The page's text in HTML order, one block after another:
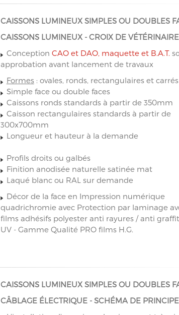
CAISSONS LUMINEUX SIMPLES OU DOUBLES
CAISSONS LUMINEUX - CROIX DE VÉTÉRINAIRE
Conception CAO et DAO, maquette et B.A.T.
approbation avant lancement de travaux
Formes: ovales, ronds, rectangulaires et carrés
Simple face ou double faces
Caissons ronds standards à partir de 350mm
Caisson rectangulaires standards à partir de
300x700mm
Longueur et hauteur à la demande
Profils droits ou galbés
Finition anodisée naturelle satinée mat
Laqué blanc ou RAL sur demande
Décor de la face en Impression numérique
quadrichromie avec Protection par laminage
films adhésifs polyester anti rayures / anti
UV - Gamme Qualité PRO films H.G.
CAISSONS LUMINEUX SIMPLES OU DOUBLES
CÂBLAGE ÉLECTRIQUE - SCHÉMA DE PRINCIPE